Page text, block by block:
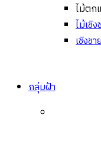
ไม้ตก
ไม้เชิ
เชิงช
กลุ่มฝ้า